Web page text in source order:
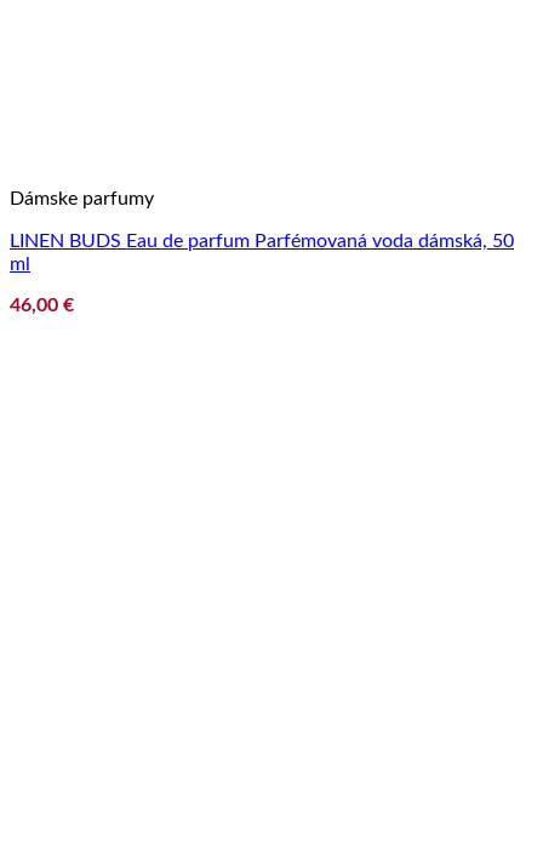
Dámske parfumy
LINEN BUDS Eau de parfum Parfémovaná voda dámská, 50
ml
46,00 €